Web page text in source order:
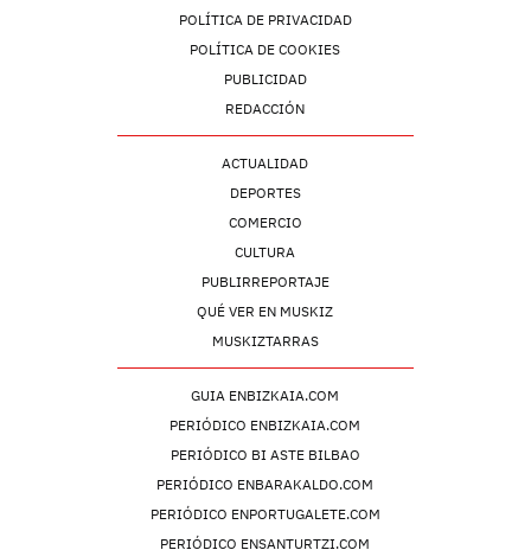
POLÍTICA DE PRIVACIDAD
POLÍTICA DE COOKIES
PUBLICIDAD
REDACCIÓN
ACTUALIDAD
DEPORTES
COMERCIO
CULTURA
PUBLIRREPORTAJE
QUÉ VER EN MUSKIZ
MUSKIZTARRAS
GUIA ENBIZKAIA.COM
PERIÓDICO ENBIZKAIA.COM
PERIÓDICO BI ASTE BILBAO
PERIÓDICO ENBARAKALDO.COM
PERIÓDICO ENPORTUGALETE.COM
PERIÓDICO ENSANTURTZI.COM